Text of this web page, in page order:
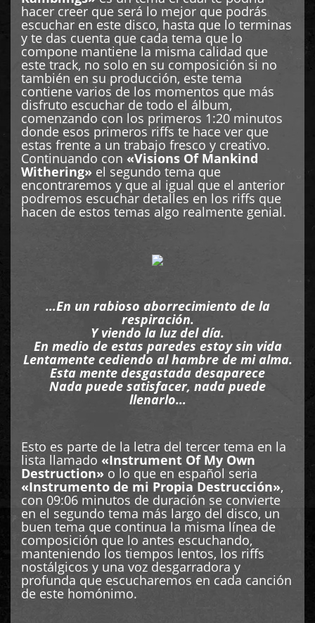
hacer creer que será lo mejor que podrás
escuchar en este disco, hasta que lo terminas
y te das cuenta que cada tema que lo
compone mantiene la misma calidad que
este track, no solo en su composición si no
también en su producción, este tema
contiene varios de los momentos que más
disfruto escuchar de todo el álbum,
comenzando con los primeros 1:20 minutos
donde esos primeros riffs te hace ver que
estas frente a un trabajo fresco y creativo.
Continuando con «Visions Of Mankind
Withering» el segundo tema que
encontraremos y que al igual que el anterior
podremos escuchar detalles en los riffs que
hacen de estos temas algo realmente genial.
…En un rabioso aborrecimiento de la
respiración.
Y viendo la luz del día.
En medio de estas paredes estoy sin vida
Lentamente cediendo al hambre de mi alma.
Esta mente desgastada desaparece
Nada puede satisfacer, nada puede
llenarlo…
Esto es parte de la letra del tercer tema en la
lista llamado «Instrument Of My Own
Destruction» o lo que en español seria
«Instrumento de mi Propia Destrucción»,
con 09:06 minutos de duración se convierte
en el segundo tema más largo del disco, un
buen tema que continua la misma línea de
composición que lo antes escuchando,
manteniendo los tiempos lentos, los riffs
nostálgicos y una voz desgarradora y
profunda que escucharemos en cada canción
de este homónimo.